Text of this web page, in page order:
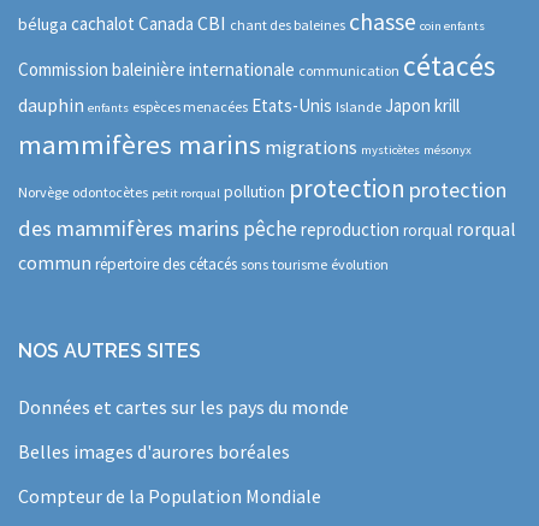
béluga cachalot Canada CBI chant des baleines chasse coin enfants
Commission baleinière internationale communication cétacés
dauphin enfants espèces menacées Etats-Unis Islande Japon krill
mammifères marins migrations mysticètes mésonyx
Norvège odontocètes petit rorqual pollution protection protection
des mammifères marins pêche reproduction rorqual rorqual
commun répertoire des cétacés sons tourisme évolution
NOS AUTRES SITES
Données et cartes sur les pays du monde
Belles images d'aurores boréales
Compteur de la Population Mondiale